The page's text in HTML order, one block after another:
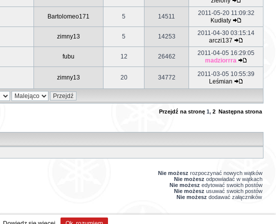
Bartolomeo171 5 14511
2011-05-20 11:09:32
Kudłaty
zimny13 5 14253
2011-04-30 03:15:14
arczi137
fubu 12 26462
2011-04-05 16:29:05
madziorrra
zimny13 20 34772
2011-03-05 10:55:39
Leśmian
Przejdź na stronę 1, 2 Następna strona
Nie możesz rozpoczynać nowych wątków
Nie możesz odpowiadać w wątkach
Nie możesz edytować swoich postów
Nie możesz usuwać swoich postów
Nie możesz dodawać załączników